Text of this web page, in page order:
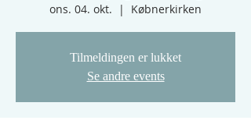
ons. 04. okt.
  |
Købnerkirken
Tilmeldingen er lukket
Se andre events